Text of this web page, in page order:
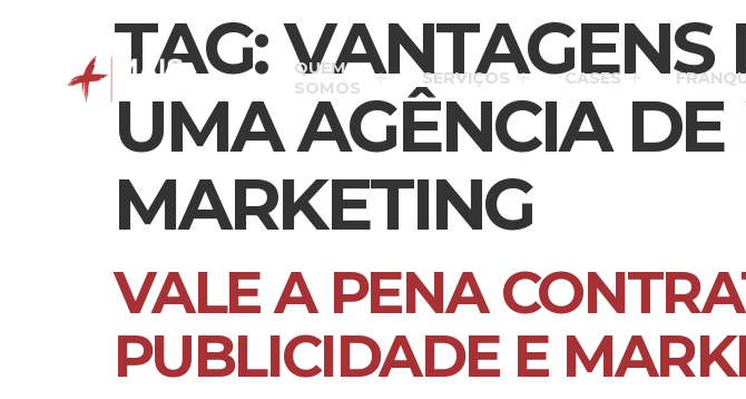
QUEM
SOMOS
SERVIÇOS CASES
TAG:VANTAGENS
UMA AGÊNCIA
MARKETING
VALE A PENA
PUBLICIDADE E